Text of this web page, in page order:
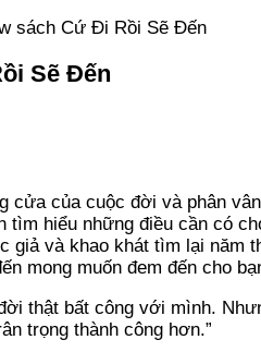
sách Cứ Đi Rồi Sẽ Đến
Sẽ Đến
cửa của cuộc đời và phân
tìm hiểu những điều cần có
giả và khao khát tìm lại năm
mong muốn đem đến cho
thật bất công với mình.
trọng thành công hơn.”